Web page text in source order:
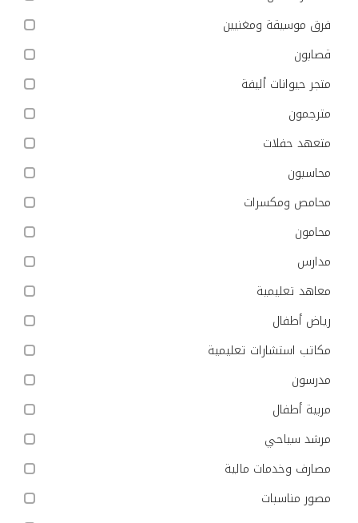
فرق موسيقة ومغنيين
قصابون
متجر حيوانات أليفة
مترجمون
متعهد حفلات
محاسبون
محامص ومكسرات
محامون
مدارس
معاهد تعليمية
رياض أطفال
مكاتب استشارات تعليمية
مدرسون
مربية أطفال
مرشد سياحي
مصارف وخدمات مالية
مصور مناسبات